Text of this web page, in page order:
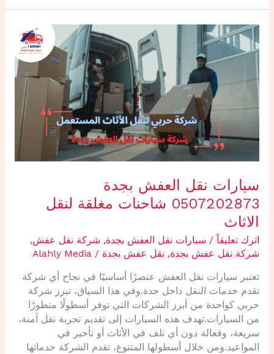
سيارات نقل العفش بجدة
0507202873 شاحنات مغلقة لنقل
الاثاث
اترك تعليقاً / سيارات نقل العفش بجدة, شركة نقل عفش,
شركة نقل عفش بجدة, نقل عفش بجدة /
Alahly Media
تعتبر سيارات نقل العفش عنصرًا أساسيًا في نجاح أي شركة
تقدم خدمات النقل داخل جدة.وفي هذا السياق، تبرز شركة
حربي كواحدة من أبرز الشركات التي توفر أسطولًا متطورًا
من السيارات.تهدف هذه السيارات إلى تقديم تجربة نقل آمنة،
سريعة، وفعالة دون أي تلف في الأثاث أو تأخير في
المواعيد.ومن خلال أسطولها المتنوع، تقدم الشركة خدماتها
سيارات
نقل
العفش
0507202873
مغلقة
الاثاث